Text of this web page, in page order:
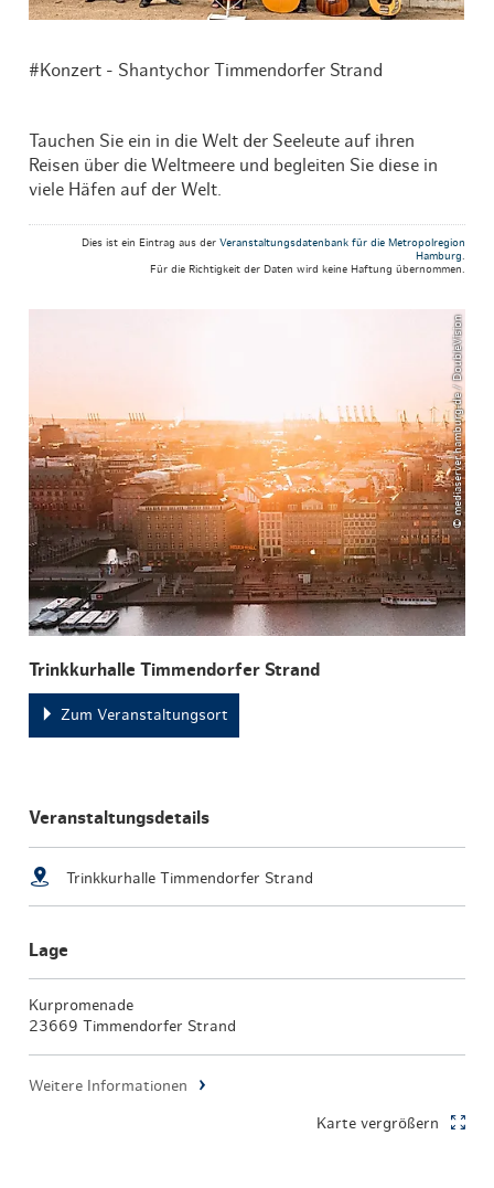
#Konzert - Shantychor Timmendorfer Strand
Tauchen Sie ein in die Welt der Seeleute auf ihren
Reisen über die Weltmeere und begleiten Sie diese in
viele Häfen auf der Welt.
Dies ist ein Eintrag aus der Veranstaltungsdatenbank für die Metropolregion
Hamburg.
Für die Richtigkeit der Daten wird keine Haftung übernommen.
© mediaserver.hamburg.de / DoubleVision
Trinkkurhalle Timmendorfer Strand
Zum Veranstaltungsort
Veranstaltungsdetails
Trinkkurhalle Timmendorfer Strand
Lage
Kurpromenade
23669 Timmendorfer Strand
Weitere Informationen
Karte vergrößern